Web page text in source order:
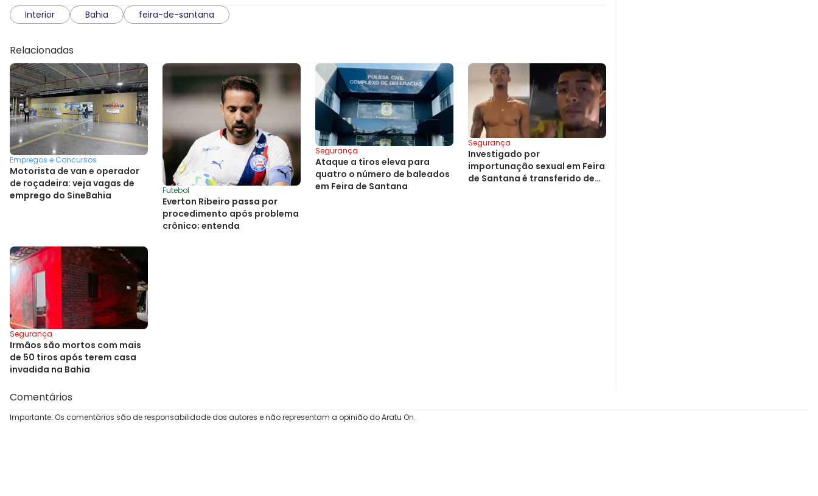
Interior Bahia feira-de-santana
Relacionadas
Empregos e Concursos
Motorista de van e operador
de roçadeira: veja vagas de
emprego do SineBahia
Futebol
Everton Ribeiro passa por
procedimento após problema
crônico; entenda
Segurança
Ataque a tiros eleva para
quatro o número de baleados
em Feira de Santana
Segurança
Investigado por
importunação sexual em Feira
de Santana é transferido de
Segurança
Irmãos são mortos com mais
de 50 tiros após terem casa
invadida na Bahia
Comentários
Importante: Os comentários são de responsabilidade dos autores e não representam a opinião do Aratu On.